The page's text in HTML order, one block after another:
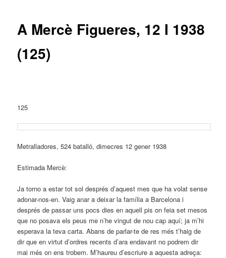
A Mercè Figueres, 12 I 1938
(125)
125
Metralladores, 524 batalló, dimecres 12 gener 1938
Estimada Mercè:
Ja torno a estar tot sol després d’aquest mes que ha volat sense
adonar-nos-en. Vaig anar a deixar la família a Barcelona i
després de passar uns pocs dies en aquell pis on feia set mesos
que no posava els peus me n’he vingut de nou cap aquí; ja m’hi
esperava la teva carta. Abans de parlar-te de res més t’haig de
dir que en virtut d’ordres recents d’ara endavant no podrem dir
mai més on ens trobem. M’haureu d’escriure a aquesta adreça: